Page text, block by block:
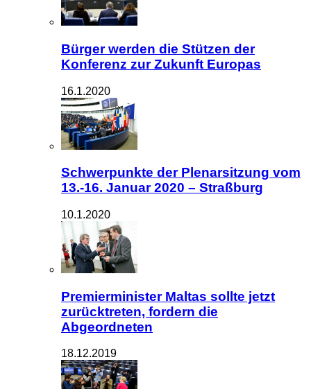
Bürger werden die Stützen der
Konferenz zur Zukunft Europas
16.1.2020
Schwerpunkte der Plenarsitzung vom
13.-16. Januar 2020 – Straßburg
10.1.2020
Premierminister Maltas sollte jetzt
zurücktreten, fordern die
Abgeordneten
18.12.2019